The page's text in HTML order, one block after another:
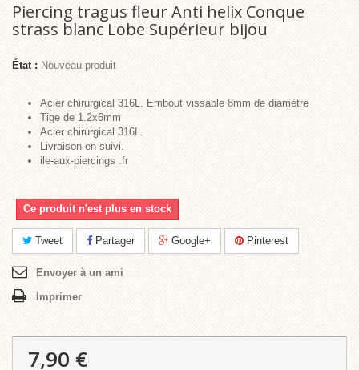
Piercing tragus fleur Anti helix Conque
strass blanc Lobe Supérieur bijou
État : Nouveau produit
Acier chirurgical 316L. Embout vissable 8mm de diamètre
Tige de 1.2x6mm
Acier chirurgical 316L.
Livraison en suivi.
ile-aux-piercings .fr
Ce produit n'est plus en stock
Tweet Partager Google+ Pinterest
Envoyer à un ami
Imprimer
7,90 €